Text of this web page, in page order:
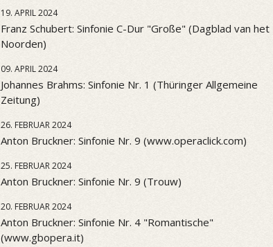
19. APRIL 2024
Franz Schubert: Sinfonie C-Dur "Große" (Dagblad van het
Noorden)
09. APRIL 2024
Johannes Brahms: Sinfonie Nr. 1 (Thüringer Allgemeine
Zeitung)
26. FEBRUAR 2024
Anton Bruckner: Sinfonie Nr. 9 (www.operaclick.com)
25. FEBRUAR 2024
Anton Bruckner: Sinfonie Nr. 9 (Trouw)
20. FEBRUAR 2024
Anton Bruckner: Sinfonie Nr. 4 "Romantische"
(www.gbopera.it)